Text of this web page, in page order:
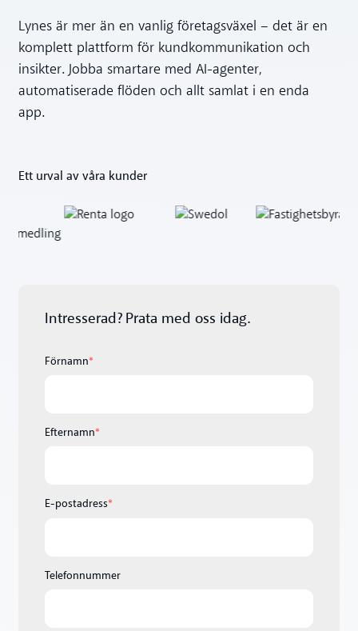
Lynes är mer än en vanlig företagsväxel – det är en
komplett plattform för kundkommunikation och
insikter. Jobba smartare med AI-agenter,
automatiserade flöden och allt samlat i en enda
app.
Ett urval av våra kunder
Intresserad? Prata med oss idag.
Förnamn*
Efternamn*
E-postadress*
Telefonnummer